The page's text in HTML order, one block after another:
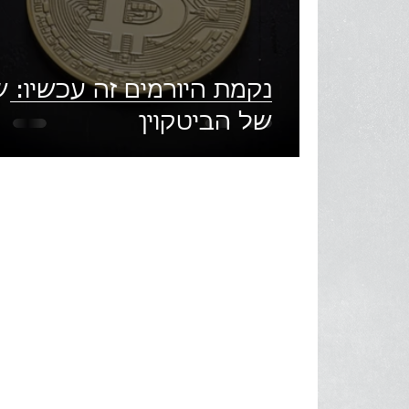
נקמת היורמים זה עכשיו:
של הביטקוין